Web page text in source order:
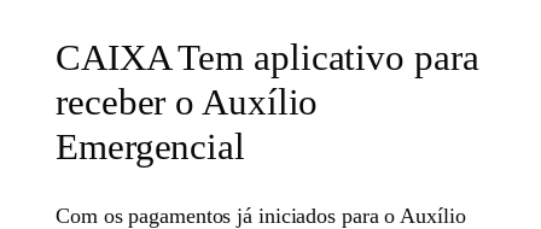
CAIXA Tem aplicativo para
receber o Auxílio
Emergencial
Com os pagamentos já iniciados para o Auxílio